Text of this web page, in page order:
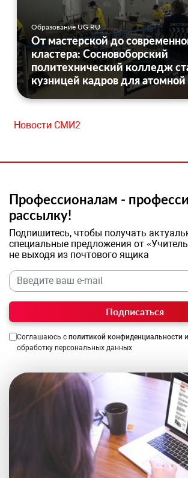
Образование UG.RU
От мастерской до
кластера: Сосновоборский
политехнический колледж
кузницей кадров для атомной
Новости СМИ2
Профессионалам -
рассылку!
Подпишитесь, чтобы получать
специальные предложения от
не выходя из почтового ящика
Подписаться
Соглашаюсь с политикой конфиденциальности
обработку персональных данных